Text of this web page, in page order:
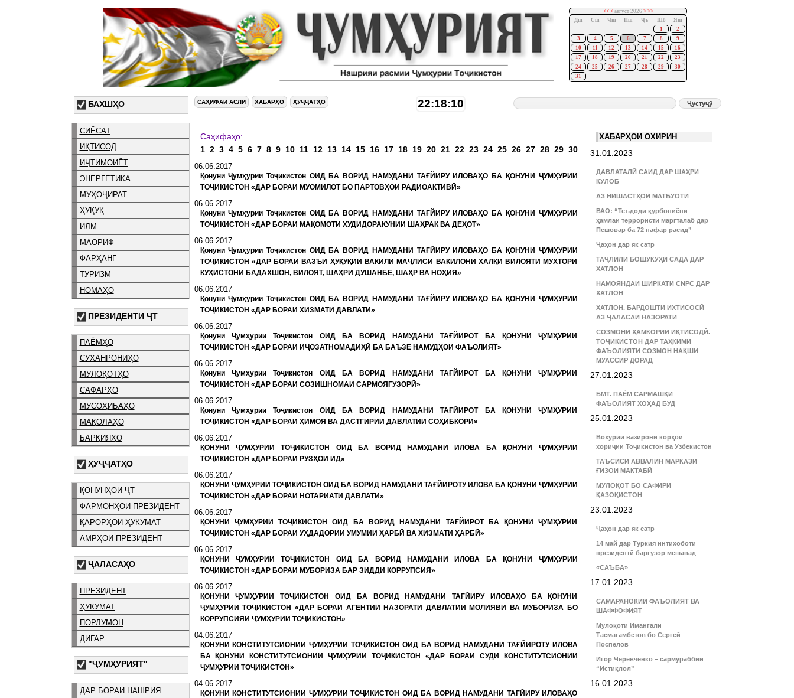
<< <август 2026 > >>
Дш
Сш Чш Пш Ҷъ Шб
Яш
1
2
3
4 5 6 7 8
9
10
11 12 13 14 15
16
17
18 19 20 21 22
23
24
25 26 27 28 29
30
31
БАХШҲО
СИЁСАТ
ИҚТИСОД
ИҶТИМОИЁТ
ЭНЕРГЕТИКА
МУҲОҶИРАТ
ҲУҚУҚ
ИЛМ
МАОРИФ
ФАРҲАНГ
ТУРИЗМ
НОМАҲО
ПРЕЗИДЕНТИ ҶТ
ПАЁМҲО
СУХАНРОНИҲО
МУЛОҚОТҲО
САФАРҲО
МУСОҲИБАҲО
МАҚОЛАҲО
БАРҚИЯҲО
ҲУҶҶАТҲО
ҚОНУНҲОИ ҶТ
ФАРМОНҲОИ ПРЕЗИДЕНТ
ҚАРОРҲОИ ҲУКУМАТ
АМРҲОИ ПРЕЗИДЕНТ
ҶАЛАСАҲО
ПРЕЗИДЕНТ
ҲУКУМАТ
ПОРЛУМОН
ДИГАР
"ҶУМҲУРИЯТ"
ДАР БОРАИ НАШРИЯ
САҲИФАИ АСЛӢ ХАБАРҲО ҲУҶҶАТҲО 22:18:11
Саҳифаҳо:
1 2 3 4 5 6 7 8 9 10 11 12 13 14 15 16 17 18 19 20 21 22 23 24 25 26 27 28 29 30
06.06.2017
Қонуни Ҷумҳурии Тоҷикистон ОИД БА ВОРИД НАМУДАНИ ТАҒЙИРУ ИЛОВАҲО БА ҚОНУНИ ҶУМҲУРИИ
ТОҶИКИСТОН «ДАР БОРАИ МУОМИЛОТ БО ПАРТОВҲОИ РАДИОАКТИВӢ»
06.06.2017
Қонуни Ҷумҳурии Тоҷикистон ОИД БА ВОРИД НАМУДАНИ ТАҒЙИРУ ИЛОВАҲО БА ҚОНУНИ ҶУМҲУРИИ
ТОҶИКИСТОН «ДАР БОРАИ МАҚОМОТИ ХУДИДОРАКУНИИ ШАҲРАК ВА ДЕҲОТ»
06.06.2017
Қонуни Ҷумҳурии Тоҷикистон ОИД БА ВОРИД НАМУДАНИ ТАҒЙИРУ ИЛОВАҲО БА ҚОНУНИ ҶУМҲУРИИ
ТОҶИКИСТОН «ДАР БОРАИ ВАЗЪИ ҲУҚУҚИИ ВАКИЛИ МАҶЛИСИ ВАКИЛОНИ ХАЛҚИ ВИЛОЯТИ МУХТОРИ
КӮҲИСТОНИ БАДАХШОН, ВИЛОЯТ, ШАҲРИ ДУШАНБЕ, ШАҲР ВА НОҲИЯ»
06.06.2017
Қонуни Ҷумҳурии Тоҷикистон ОИД БА ВОРИД НАМУДАНИ ТАҒЙИРУ ИЛОВАҲО БА ҚОНУНИ ҶУМҲУРИИ
ТОҶИКИСТОН «ДАР БОРАИ ХИЗМАТИ ДАВЛАТӢ»
06.06.2017
Қонуни Ҷумҳурии Тоҷикистон ОИД БА ВОРИД НАМУДАНИ ТАҒЙИРОТ БА ҚОНУНИ ҶУМҲУРИИ
ТОҶИКИСТОН «ДАР БОРАИ ИҶОЗАТНОМАДИҲӢ БА БАЪЗЕ НАМУДҲОИ ФАЪОЛИЯТ»
06.06.2017
Қонуни Ҷумҳурии Тоҷикистон ОИД БА ВОРИД НАМУДАНИ ТАҒЙИРОТ БА ҚОНУНИ ҶУМҲУРИИ
ТОҶИКИСТОН «ДАР БОРАИ СОЗИШНОМАИ САРМОЯГУЗОРӢ»
06.06.2017
Қонуни Ҷумҳурии Тоҷикистон ОИД БА ВОРИД НАМУДАНИ ТАҒЙИРОТ БА ҚОНУНИ ҶУМҲУРИИ
ТОҶИКИСТОН «ДАР БОРАИ ҲИМОЯ ВА ДАСТГИРИИ ДАВЛАТИИ СОҲИБКОРӢ»
06.06.2017
ҚОНУНИ ҶУМҲУРИИ ТОҶИКИСТОН ОИД БА ВОРИД НАМУДАНИ ИЛОВА БА ҚОНУНИ ҶУМҲУРИИ
ТОҶИКИСТОН «ДАР БОРАИ РӮЗҲОИ ИД»
06.06.2017
ҚОНУНИ ҶУМҲУРИИ ТОҶИКИСТОН ОИД БА ВОРИД НАМУДАНИ ТАҒЙИРОТУ ИЛОВА БА ҚОНУНИ ҶУМҲУРИИ
ТОҶИКИСТОН «ДАР БОРАИ НОТАРИАТИ ДАВЛАТӢ»
06.06.2017
ҚОНУНИ ҶУМҲУРИИ ТОҶИКИСТОН ОИД БА ВОРИД НАМУДАНИ ТАҒЙИРОТ БА ҚОНУНИ ҶУМҲУРИИ
ТОҶИКИСТОН «ДАР БОРАИ УҲДАДОРИИ УМУМИИ ҲАРБӢ ВА ХИЗМАТИ ҲАРБӢ»
06.06.2017
ҚОНУНИ ҶУМҲУРИИ ТОҶИКИСТОН ОИД БА ВОРИД НАМУДАНИ ИЛОВА БА ҚОНУНИ ҶУМҲУРИИ
ТОҶИКИСТОН «ДАР БОРАИ МУБОРИЗА БАР ЗИДДИ КОРРУПСИЯ»
06.06.2017
ҚОНУНИ ҶУМҲУРИИ ТОҶИКИСТОН ОИД БА ВОРИД НАМУДАНИ ТАҒЙИРУ ИЛОВАҲО БА ҚОНУНИ
ҶУМҲУРИИ ТОҶИКИСТОН «ДАР БОРАИ АГЕНТИИ НАЗОРАТИ ДАВЛАТИИ МОЛИЯВӢ ВА МУБОРИЗА БО
КОРРУПСИЯИ ҶУМҲУРИИ ТОҶИКИСТОН»
04.06.2017
ҚОНУНИ КОНСТИТУТСИОНИИ ҶУМҲУРИИ ТОҶИКИСТОН ОИД БА ВОРИД НАМУДАНИ ТАҒЙИРОТУ ИЛОВА
БА ҚОНУНИ КОНСТИТУТСИОНИИ ҶУМҲУРИИ ТОҶИКИСТОН «ДАР БОРАИ СУДИ КОНСТИТУТСИОНИИ
ҶУМҲУРИИ ТОҶИКИСТОН»
04.06.2017
ҚОНУНИ КОНСТИТУТСИОНИИ ҶУМҲУРИИ ТОҶИКИСТОН ОИД БА ВОРИД НАМУДАНИ ТАҒЙИРУ ИЛОВАҲО
ХАБАРҲОИ ОХИРИН
31.01.2023
ДАВЛАТАЛӢ САИД ДАР ШАҲРИ
КӮЛОБ
АЗ НИШАСТҲОИ МАТБУОТӢ
ВАО: “Теъдоди қурбониёни
ҳамлаи террористи маргталаб дар
Пешовар ба 72 нафар расид”
Ҷаҳон дар як сатр
ТАҶЛИЛИ БОШУКӮҲИ САДА ДАР
ХАТЛОН
НАМОЯНДАИ ШИРКАТИ CNPC ДАР
ХАТЛОН
ХАТЛОН. БАРДОШТИ ИХТИСОСӢ
АЗ ҶАЛАСАИ НАЗОРАТӢ
СОЗМОНИ ҲАМКОРИИ ИҚТИСОДӢ.
ТОҶИКИСТОН ДАР ТАҲКИМИ
ФАЪОЛИЯТИ СОЗМОН НАҚШИ
МУАССИР ДОРАД
27.01.2023
БМТ. ПАЁМ САРМАШҚИ
ФАЪОЛИЯТ ХОҲАД БУД
25.01.2023
Вохӯрии вазирони корҳои
хориҷии Тоҷикистон ва Ӯзбекистон
ТАЪСИСИ АВВАЛИН МАРКАЗИ
ҒИЗОИ МАКТАБӢ
МУЛОҚОТ БО САФИРИ
ҚАЗОҚИСТОН
23.01.2023
Ҷаҳон дар як сатр
14 май дар Туркия интихоботи
президентӣ баргузор мешавад
«САЪБА»
17.01.2023
САМАРАНОКИИ ФАЪОЛИЯТ ВА
ШАФФОФИЯТ
Мулоқоти Имангали
Тасмагамбетов бо Сергей
Поспелов
Игор Черевченко – сармураббии
“Истиқлол”
16.01.2023